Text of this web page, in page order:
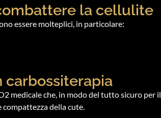
la cellulite
essere molteplici, in particolare:
medicale che, in modo del tutto sicuro
compattezza della cute.